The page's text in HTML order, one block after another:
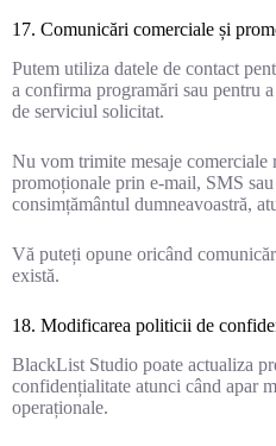
17. Comunicări comerciale și
Putem utiliza datele de contact
a confirma programări sau pentru
de serviciul solicitat.
Nu vom trimite mesaje comerciale
promoționale prin e-mail, SMS
consimțământul dumneavoastră,
Vă puteți opune oricând
există.
18. Modificarea politicii de
BlackList Studio poate actualiza
confidențialitate atunci când apar
operaționale.